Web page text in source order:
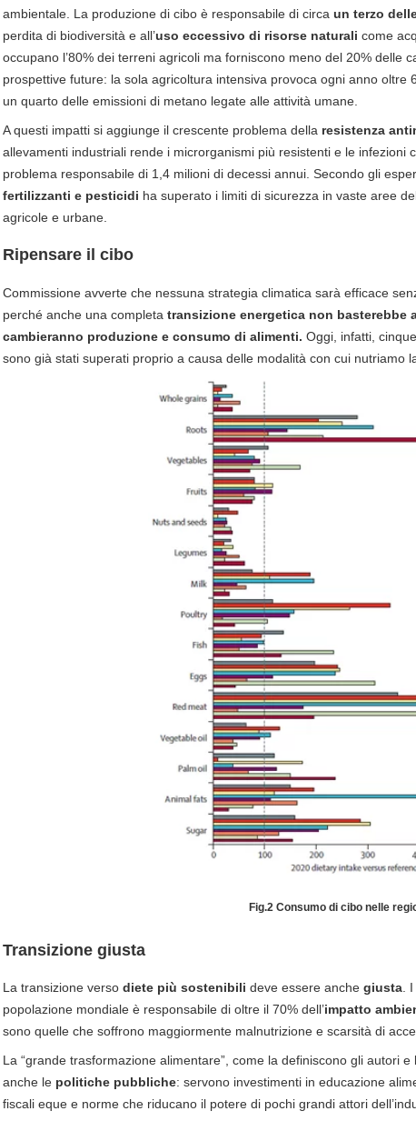
ambientale. La produzione di cibo è responsabile di circa un terzo
perdita di biodiversità e all’uso eccessivo di risorse naturali come
occupano l’80% dei terreni agricoli ma forniscono meno del 20% delle
prospettive future: la sola agricoltura intensiva provoca ogni anno
un quarto delle emissioni di metano legate alle attività umane.
A questi impatti si aggiunge il crescente problema della resistenza
allevamenti industriali rende i microrganismi più resistenti e le infezioni
problema responsabile di 1,4 milioni di decessi annui. Secondo gli
fertilizzanti e pesticidi ha superato i limiti di sicurezza in vaste aree
agricole e urbane.
Ripensare il cibo
Commissione avverte che nessuna strategia climatica sarà efficace
perché anche una completa transizione energetica non basterebbe
cambieranno produzione e consumo di alimenti. Oggi, infatti,
sono già stati superati proprio a causa delle modalità con cui nutriamo
Fig.2 Consumo di cibo nelle
Transizione giusta
La transizione verso diete più sostenibili deve essere anche giusta.
popolazione mondiale è responsabile di oltre il 70% dell’impatto
sono quelle che soffrono maggiormente malnutrizione e scarsità di
La “grande trasformazione alimentare”, come la definiscono gli autori
anche le politiche pubbliche: servono investimenti in educazione
fiscali eque e norme che riducano il potere di pochi grandi attori